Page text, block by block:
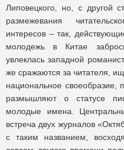
Липовецкого, но, с другой
размежевания
интересов – так,
молодежь в Китае
увлеклась западной
же сражаются за читателя,
национальное своеобразие,
размышляют о статусе
молодые имена.
встреча двух журналов
с таким названием,